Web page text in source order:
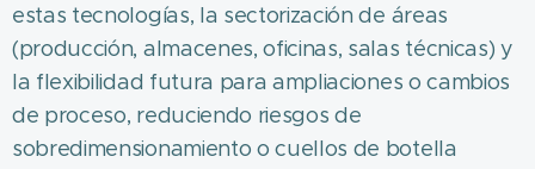
estas tecnologías, la sectorización de áreas
(producción, almacenes, oficinas, salas técnicas) y
la flexibilidad futura para ampliaciones o cambios
de proceso, reduciendo riesgos de
sobredimensionamiento o cuellos de botella